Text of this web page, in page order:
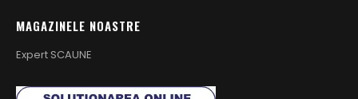
MAGAZINELE NOASTRE
Expert SCAUNE